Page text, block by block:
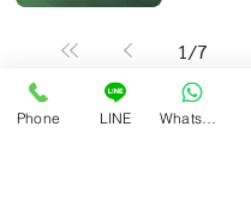
1/7
Phone LINE